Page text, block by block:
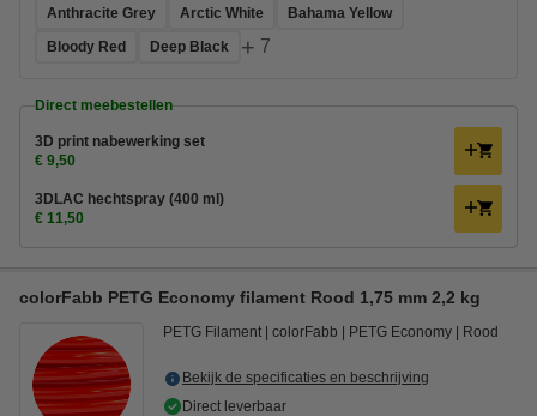
Anthracite Grey Arctic White
Bahama Yellow
Bloody Red
Deep Black + 7
Direct meebestellen
3D print nabewerking set
€ 9,50
3DLAC hechtspray (400 ml)
€ 11,50
colorFabb PETG Economy filament Rood 1,75 mm 2,2 kg
PETG Filament colorFabb PETG Economy Rood
Bekijk de specificaties en beschrijving
Direct leverbaar